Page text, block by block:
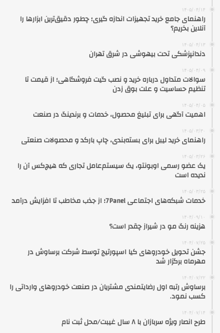
۱۴۰۵/۰۴/۱۴
راهنمای جامع خرید تجهیزات اندازه گیری؛ چطور دقیق‌ترین ابزارها را
آنلاین بخریم؟
۱۴۰۵/۰۴/۱۳
دندانپزشکی تحت بیهوشی در شرق تهران
۱۴۰۵/۰۴/۰۹
سوالات متداول درباره خرید و نصب گیت فروشگاهی؛ از قیمت تا
تنظیم حساسیت و علت بوق زدن
۱۴۰۵/۰۴/۰۵
اهمیت آگهی برای تبلیغ محصول، خدمات و برندینگ در صنعت
۱۴۰۵/۰۳/۳۰
راهنمای خرید لیبل برای بسته‌بندی، چاپ بارکد و محصولات صنعتی
۱۴۰۵/۰۳/۲۶
یک عضو رسمی اوبونتو، یک سیستم‌عامل تجاری که هیچ‌کس آن را
ندیده است
۱۴۰۵/۰۳/۲۵
خدمات شبکه‌های اجتماعی 7Panel؛ از جذب مخاطب تا افزایش درآمد
۱۴۰۴/۰۹/۱۰
هزینه رنگ مو در شیراز چقدر است؟
۱۴۰۴/۰۷/۲۵
جشن تحویل خودروهای کیا اسپورتیج توسط شرکت برساوش در
مهرماه برگزار شد
۱۴۰۴/۰۷/۲۲
برساوش رتبه اول رضایتمندی مشتریان در صنعت خودروهای وارداتی را
کسب نمود.
۱۴۰۴/۰۷/۱۴
طرح انصار ویژه سربازان با ۸ سال غیبت/محل ثبت نام